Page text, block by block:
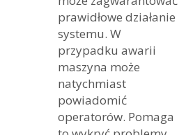
prawidłowe działanie
systemu. W
przypadku awarii
maszyna może
natychmiast
powiadomić
operatorów. Pomaga